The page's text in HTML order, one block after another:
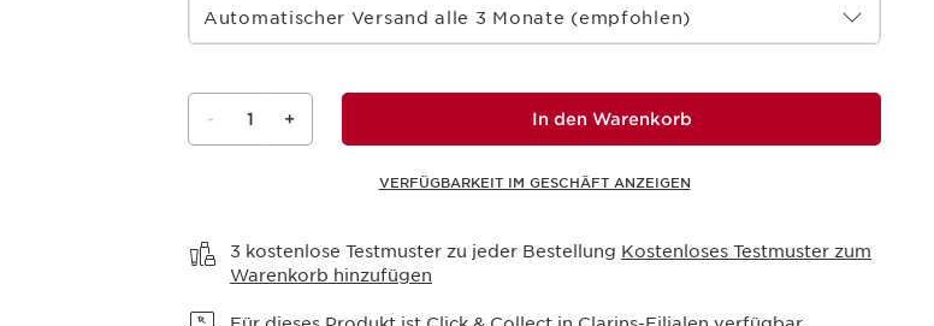
Automatischer Versand alle 3 Monate (empfohlen)
- 1 + In den Warenkorb
VERFÜGBARKEIT IM GESCHÄFT ANZEIGEN
3 kostenlose Testmuster zu jeder Bestellung Kostenloses Testmuster zum
Warenkorb hinzufügen